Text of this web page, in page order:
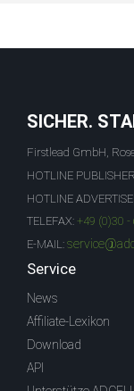
SICHER.
Firstlead GmbH,
HOTLINE
HOTLINE
TELEFAX: +49 (0)30 -
E-MAIL:
Service
News
Affiliate-Lexikon
Download
API